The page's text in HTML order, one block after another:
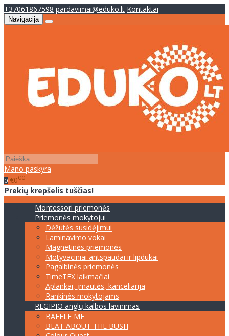
+37061867598 pardavimai@eduko.lt Kontaktai
Navigacija
Mano paskyra
0 €000
Prekių krepšelis tuščias!
Montessori priemonės
Priemonės mokytojui
Dėžutės susidėjimui
Laminavimo vokai
Magnetinės priemonės
Motyvaciniai antspaudai ir lipdukai
Pagalbinės priemonės
TimeTEX laikmačiai
Aplankai, įmautės, kanceliarija
Rankinės mokytojams
REGIPIO anglų kalbos lavinimas
BAFFLE ME
BEAT ABOUT THE BUSH